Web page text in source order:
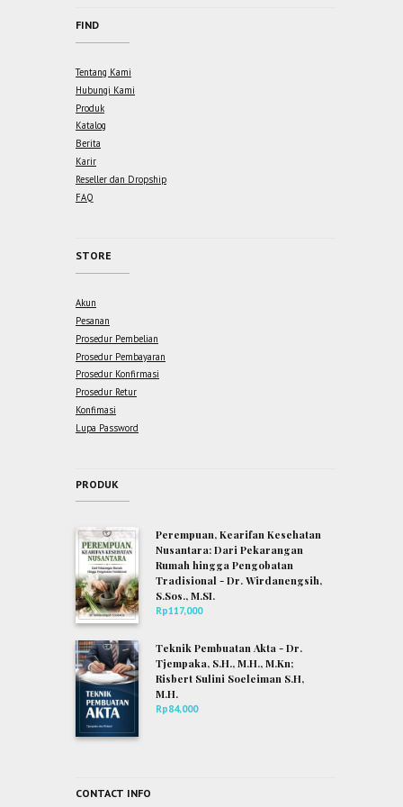
FIND
Tentang Kami
Hubungi Kami
Produk
Katalog
Berita
Karir
Reseller dan Dropship
FAQ
STORE
Akun
Pesanan
Prosedur Pembelian
Prosedur Pembayaran
Prosedur Konfirmasi
Prosedur Retur
Konfimasi
Lupa Password
PRODUK
Perempuan, Kearifan Kesehatan
Nusantara: Dari Pekarangan
Rumah hingga Pengobatan
Tradisional - Dr. Wirdanengsih,
S.Sos., M.SI.
Rp117,000
Teknik Pembuatan Akta - Dr.
Tjempaka, S.H., M.H., M.Kn;
Risbert Sulini Soeleiman S.H,
M.H.
Rp84,000
CONTACT INFO